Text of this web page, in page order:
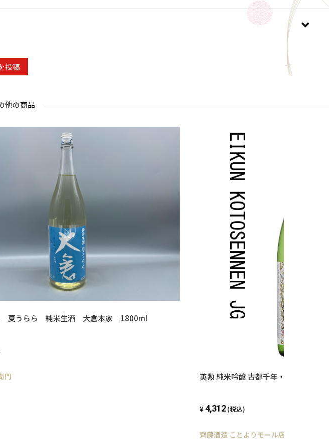
ことよりモール会員で生年月日登録済みの方は、お問い合わ
投稿
他の商品
夏うらら 純米生酒 大倉本家 1800ml
門 英勲 純米吟醸 古都千年・1800ml
4,312 (税込)
齊藤酒造 ことよりモール店